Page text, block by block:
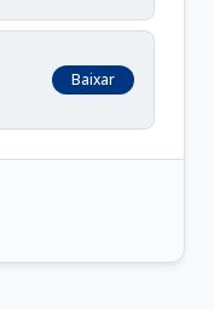
Baixar